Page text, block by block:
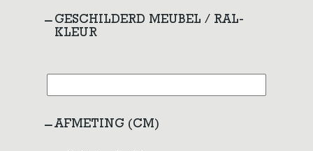
GESCHILDERD MEUBEL / RAL-
KLEUR
AFMETING (CM)